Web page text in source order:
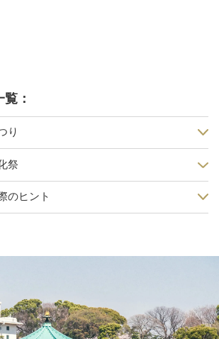
：
り
祭
のヒント